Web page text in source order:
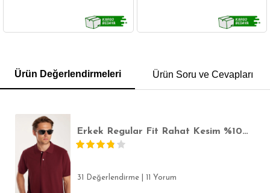
POLO YAKA T-SHIRT KEMER BOXER
Ürün Değerlendirmeleri Ürün Soru ve Cevapları
Erkek Regular Fit Rahat Kesim %100 Pamuk Düz Pike Bordo Polo Yaka Tişört
31 Değerlendirme 11 Yorum